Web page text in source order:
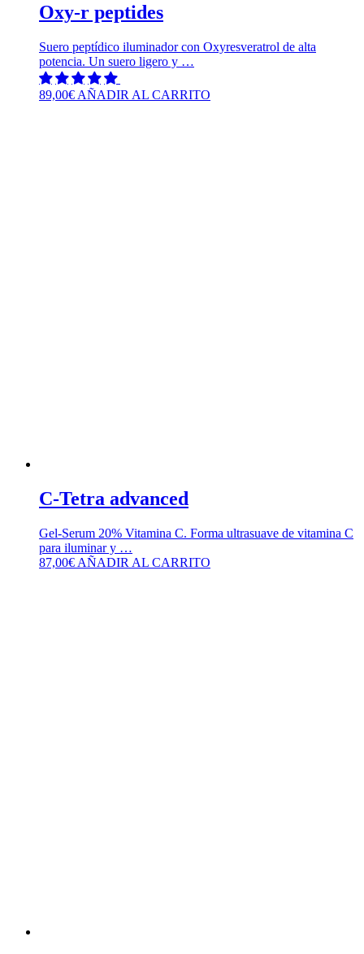
Oxy-r peptides
Suero peptídico iluminador con Oxyresveratrol de alta
potencia. Un suero ligero y …
89,00€ AÑADIR AL CARRITO
C-Tetra advanced
Gel-Serum 20% Vitamina C. Forma ultrasuave de vitamina C
para iluminar y …
87,00€ AÑADIR AL CARRITO